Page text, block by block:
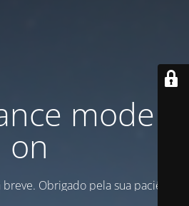
mode is
on
Obrigado pela sua paciência!